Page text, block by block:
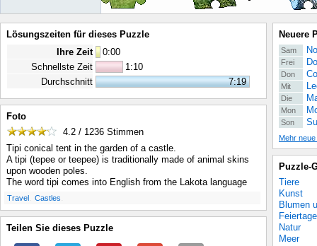
Lösungszeiten für dieses Puzzle
Ihre Zeit
0:00
Schnellste Zeit
1:10
Durchschnitt
7:19
Foto
4.2 / 1236 Stimmen
Tipi conical tent in the garden of a castle.
A tipi (tepee or teepee) is traditionally made of animal skins
upon wooden poles.
The word tipi comes into English from the Lakota language
Travel Castles
Teilen Sie dieses Puzzle
Neuere
Sam
Frei
Don
Mit
Die
Mon
Son
Mehr
Puzzle-
Tiere
Kunst
Blumen
Feiertage
Natur
Meer